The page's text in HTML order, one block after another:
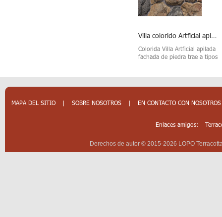
cliente. Flexible este pr...
Villa colorido Artficial apilada fachada de piedra
Colorida Villa Artficial apilada
fachada de piedra trae a tipos
más simpl...
Paneles
colores
MAPA DEL SITIO
| SOBRE NOSOTROS | EN CONTACTO CON NOSOTROS
Enlaces amigos:
Derechos de autor © 2015-2026 LOPO